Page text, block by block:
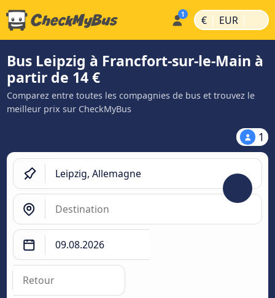
€ | EUR |
Bus Leipzig à Francfort-sur-le-Main à
partir de 14 €
Comparez entre toutes les compagnies de bus et trouvez le
meilleur prix sur CheckMyBus
1